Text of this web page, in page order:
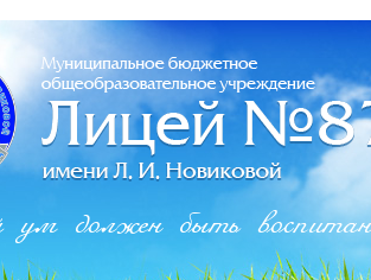
ум должен быть